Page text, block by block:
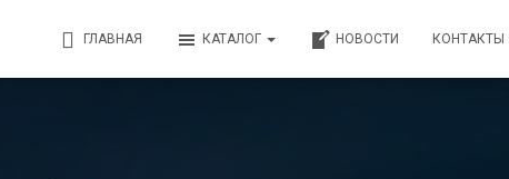
ГЛАВНАЯ КАТАЛОГ НОВОСТИ КОНТАКТЫ